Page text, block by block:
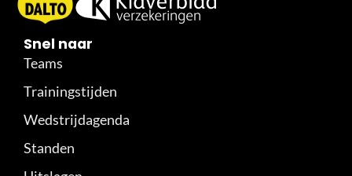
Snel naar
Teams
Trainingstijden
Wedstrijdagenda
Standen